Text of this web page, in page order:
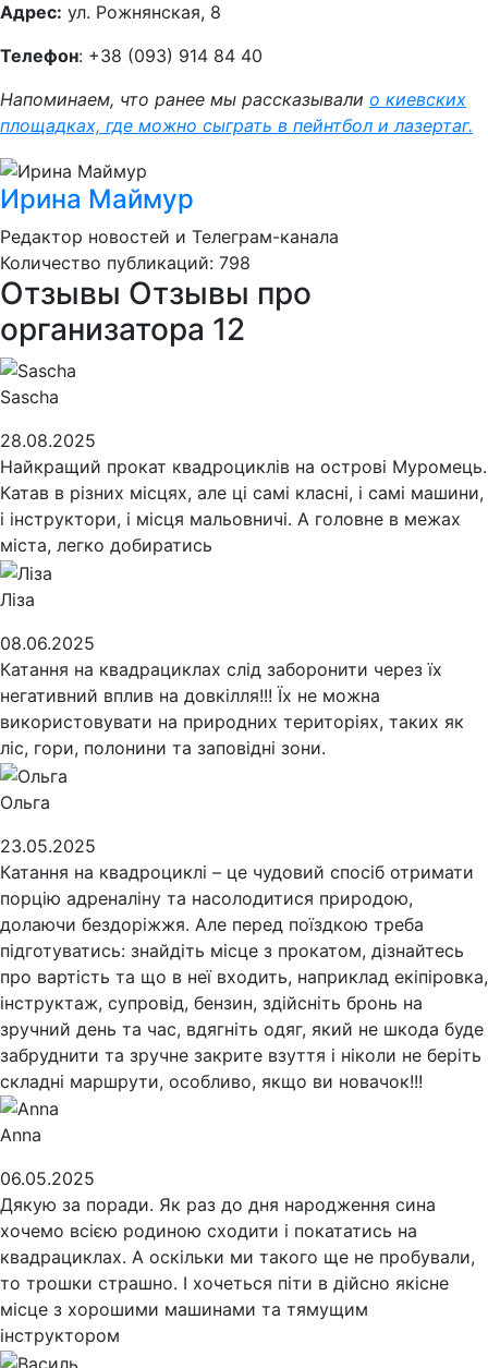
Адрес: ул. Рожнянская, 8
Телефон: +38 (093) 914 84 40
Напоминаем, что ранее мы рассказывали о киевских
площадках, где можно сыграть в пейнтбол и лазертаг.
Ирина Маймур
Редактор новостей и Телеграм-канала
Количество публикаций: 798
Отзывы Отзывы про
организатора 12
Sascha
28.08.2025
Найкращий прокат квадроциклів на острові Муромець.
Катав в різних місцях, але ці самі класні, і самі машини,
і інструктори, і місця мальовничі. А головне в межах
міста, легко добиратись
Ліза
08.06.2025
Катання на квадрациклах слід заборонити через їх
негативний вплив на довкілля!!! Їх не можна
використовувати на природних територіях, таких як
ліс, гори, полонини та заповідні зони.
Ольга
23.05.2025
Катання на квадроциклі – це чудовий спосіб отримати
порцію адреналіну та насолодитися природою,
долаючи бездоріжжя. Але перед поїздкою треба
підготуватись: знайдіть місце з прокатом, дізнайтесь
про вартість та що в неї входить, наприклад екіпіровка,
інструктаж, супровід, бензин, здійсніть бронь на
зручний день та час, вдягніть одяг, який не шкода буде
забруднити та зручне закрите взуття і ніколи не беріть
складні маршрути, особливо, якщо ви новачок!!!
Anna
06.05.2025
Дякую за поради. Як раз до дня народження сина
хочемо всією родиною сходити і покататись на
квадрациклах. А оскільки ми такого ще не пробували,
то трошки страшно. І хочеться піти в дійсно якісне
місце з хорошими машинами та тямущим
інструктором